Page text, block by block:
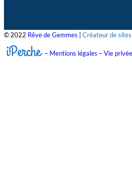
© 2022 Rêve de Gemmes Créateur de
iPerche – Mentions légales –Vie privée